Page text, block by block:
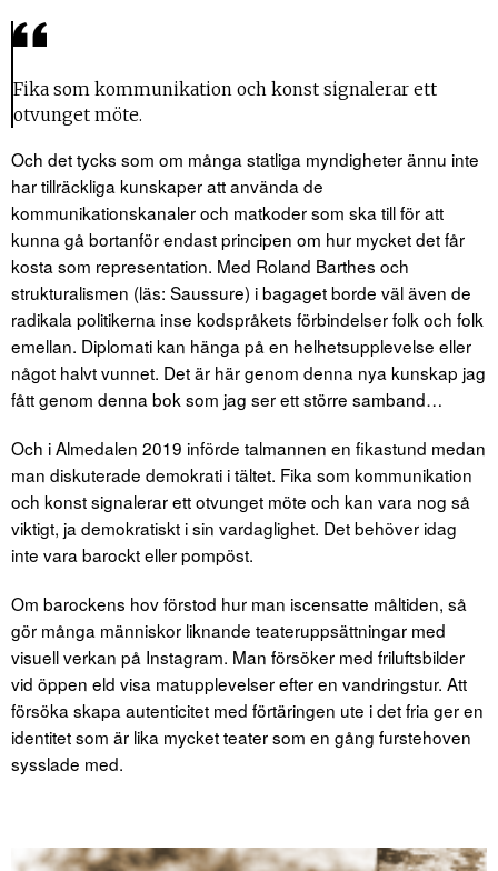
Fika som kommunikation och konst signalerar ett
otvunget möte.
Och det tycks som om många statliga myndigheter ännu inte
har tillräckliga kunskaper att använda de
kommunikationskanaler och matkoder som ska till för att
kunna gå bortanför endast principen om hur mycket det får
kosta som representation. Med Roland Barthes och
strukturalismen (läs: Saussure) i bagaget borde väl även de
radikala politikerna inse kodspråkets förbindelser folk och folk
emellan. Diplomati kan hänga på en helhetsupplevelse eller
något halvt vunnet. Det är här genom denna nya kunskap jag
fått genom denna bok som jag ser ett större samband…
Och i Almedalen 2019 införde talmannen en fikastund medan
man diskuterade demokrati i tältet. Fika som kommunikation
och konst signalerar ett otvunget möte och kan vara nog så
viktigt, ja demokratiskt i sin vardaglighet. Det behöver idag
inte vara barockt eller pompöst.
Om barockens hov förstod hur man iscensatte måltiden, så
gör många människor liknande teateruppsättningar med
visuell verkan på Instagram. Man försöker med friluftsbilder
vid öppen eld visa matupplevelser efter en vandringstur. Att
försöka skapa autenticitet med förtäringen ute i det fria ger en
identitet som är lika mycket teater som en gång furstehoven
sysslade med.